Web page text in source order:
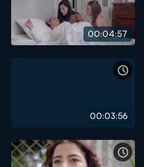
00:04:57
00:03:56